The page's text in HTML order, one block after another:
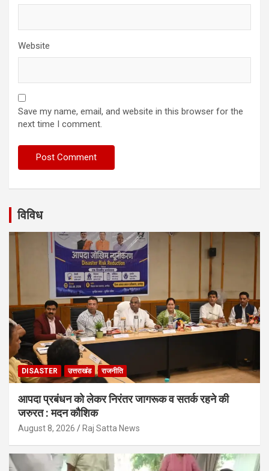
Website
Save my name, email, and website in this browser for the
next time I comment.
विविध
DISASTER उत्तराखंड राजनीति
आपदा प्रबंधन को लेकर निरंतर जागरूक व सतर्क रहने की
जरुरत : मदन कौशिक
August 8, 2026 Raj Satta News